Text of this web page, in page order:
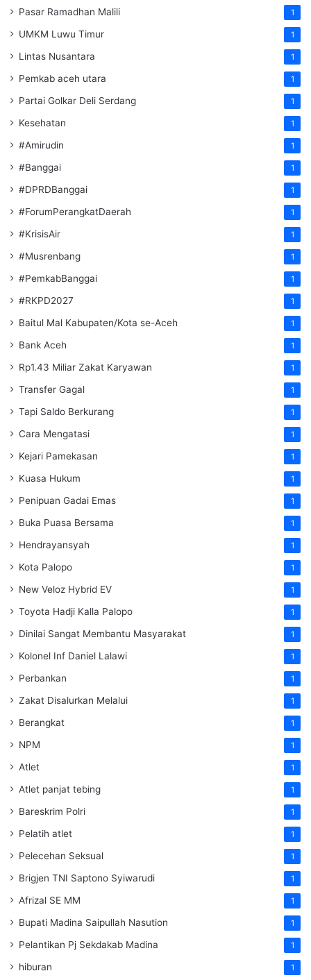
Pasar Ramadhan Malili 1
UMKM Luwu Timur 1
Lintas Nusantara 1
Pemkab aceh utara 1
Partai Golkar Deli Serdang 1
Kesehatan 1
#Amirudin 1
#Banggai 1
#DPRDBanggai 1
#ForumPerangkatDaerah 1
#KrisisAir 1
#Musrenbang 1
#PemkabBanggai 1
#RKPD2027 1
Baitul Mal Kabupaten/Kota se-Aceh 1
Bank Aceh 1
Rp1.43 Miliar Zakat Karyawan 1
Transfer Gagal 1
Tapi Saldo Berkurang 1
Cara Mengatasi 1
Kejari Pamekasan 1
Kuasa Hukum 1
Penipuan Gadai Emas 1
Buka Puasa Bersama 1
Hendrayansyah 1
Kota Palopo 1
New Veloz Hybrid EV 1
Toyota Hadji Kalla Palopo 1
Dinilai Sangat Membantu Masyarakat 1
Kolonel Inf Daniel Lalawi 1
Perbankan 1
Zakat Disalurkan Melalui 1
Berangkat 1
NPM 1
Atlet 1
Atlet panjat tebing 1
Bareskrim Polri 1
Pelatih atlet 1
Pelecehan Seksual 1
Brigjen TNI Saptono Syiwarudi 1
Afrizal SE MM 1
Bupati Madina Saipullah Nasution 1
Pelantikan Pj Sekdakab Madina 1
hiburan 1